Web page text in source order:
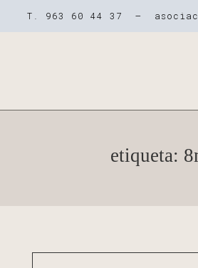
T. 963 60 44 37 –
etiqueta: